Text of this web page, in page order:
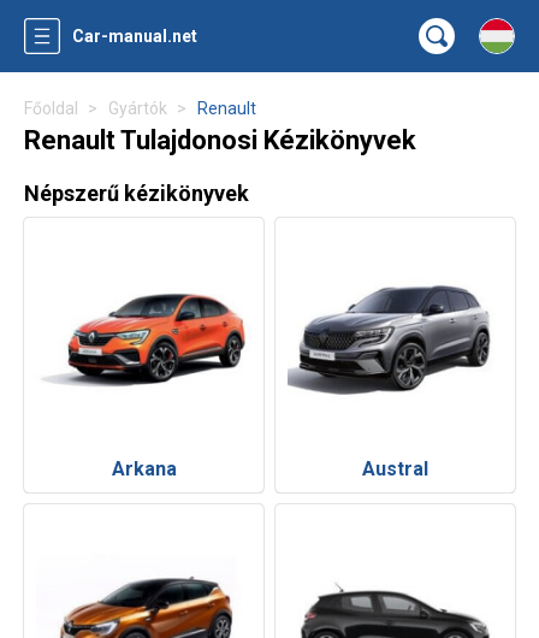
Car-manual.net
Főoldal Gyártók Renault
Renault Tulajdonosi Kézikönyvek
Népszerű kézikönyvek
Arkana Austral